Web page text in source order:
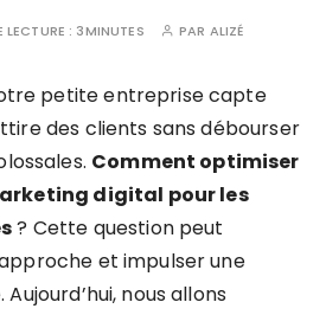
LECTURE : 3MINUTES PAR ALIZÉ
petite entreprise capte
des clients sans débourser
Comment optimiser
digital pour les
? Cette question peut
et impulser une
nous allons